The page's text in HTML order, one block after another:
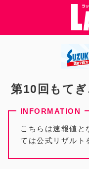
第10回もて
こちらは速報値と
ては公式リザルト